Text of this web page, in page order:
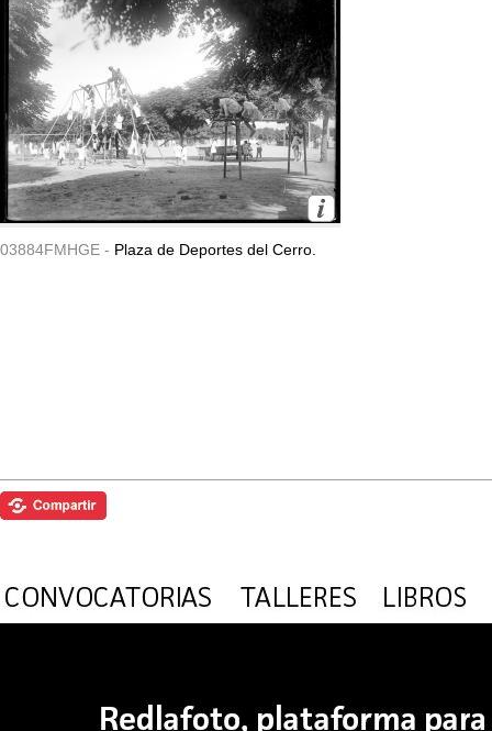
03884FMHGE - Plaza de Deportes del Cerro.